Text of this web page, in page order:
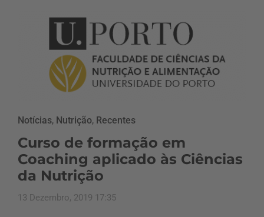
Notícias, Nutrição, Recentes
Curso de formação em
Coaching aplicado às Ciências
da Nutrição
13 Dezembro, 2019 17:35